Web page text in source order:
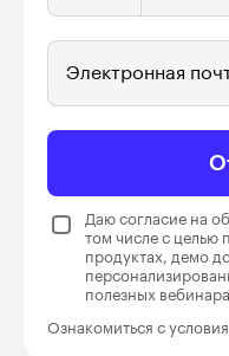
Электронная
Даю согласие на
том числе с целью
продуктах, демо
полезных
Ознакомиться с